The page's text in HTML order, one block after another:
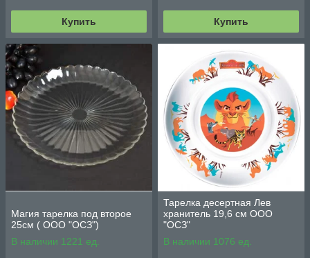
Купить Купить
Магия тарелка под второе
25см ( ООО "ОСЗ")
В наличии 1221 ед.
Тарелка десертная Лев
хранитель 19,6 см ООО
"ОСЗ"
В наличии 1076 ед.